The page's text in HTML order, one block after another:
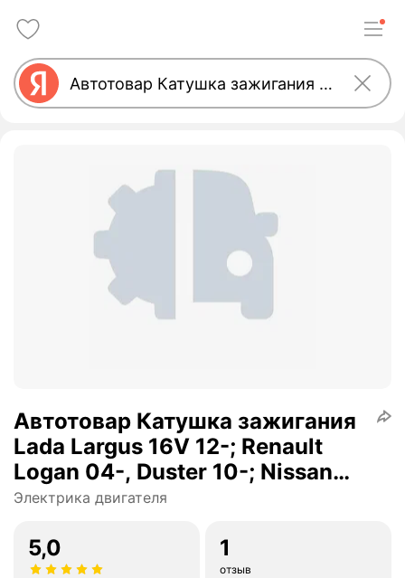
Автотовар Катушка зажигания
Lada Largus 16V 12-; Renault
Logan 04-, Duster 10-; Nissan
Almera 12- 16V Francecar
Электрика двигателя
5,0 1
отзыв